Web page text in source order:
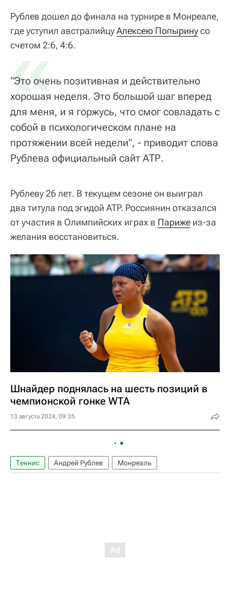
Рублев дошел до финала на турнире в Монреале,
где уступил австралийцуАлексею Попыринусо
счетом 2:6, 4:6.
«
"Это очень позитивная и действительно
хорошая неделя. Это большой шаг вперед
для меня, и я горжусь, что смог совладать с
собой в психологическом плане на
протяжении всей недели", - приводит слова
Рублева официальный сайт АТР.
Рублеву 26 лет. В текущем сезоне он выиграл
два титула под эгидой ATP. Россиянин отказался
от участия в Олимпийских играх в Париже из-за
желания восстановиться.
Шнайдер поднялась на шесть позиций в
чемпионской гонке WTA
13 августа 2024, 09:35
Теннис Андрей Рублев Монреаль